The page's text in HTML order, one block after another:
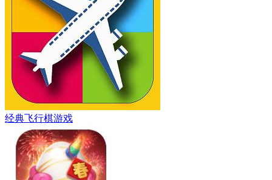
经典飞行棋游戏